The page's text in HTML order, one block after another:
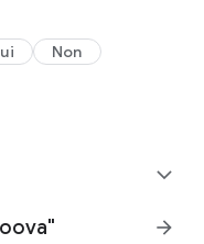
Non
expand_more
arrow_forward